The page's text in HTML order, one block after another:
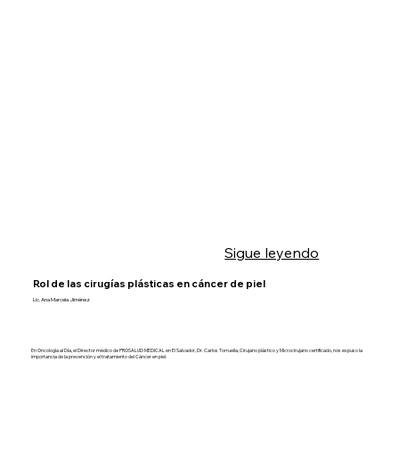
Sigue leyendo
Rol de las cirugías plásticas en cáncer de piel
Lic. Ana Marcela Jiménez
En Oncología al Día, el Director médico de PROSALUD MEDICAL en El Salvador, Dr. Carlos Torruella, Cirujano plástico y Microcirujano certificado, nos expuso la
importancia de la prevención y el tratamiento del Cáncer en piel.